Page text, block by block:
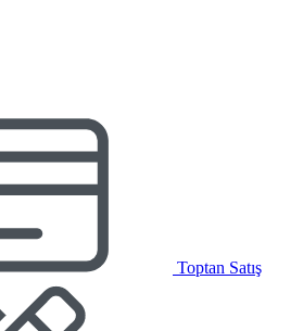
Toptan Satış